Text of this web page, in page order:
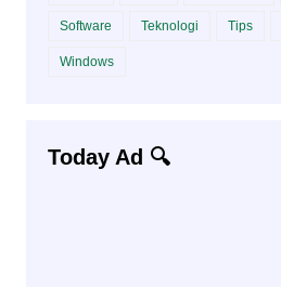
Software Teknologi Tips
Windows
Today Ad 🔍